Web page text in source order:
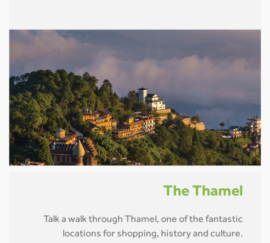
The Thamel
Talk a walk through Thamel, one of the fantastic
locations for shopping, history and culture.